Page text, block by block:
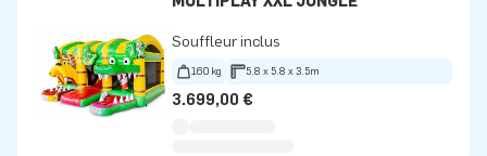
Souffleur inclus
160 kg 5.8 x 5.8 x 3.5m
3.699,00 €